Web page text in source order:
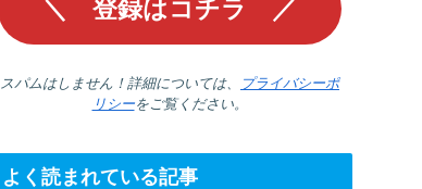
スパムはしません！詳細については、
プライバシーポ
リシーをご覧ください。
よく読まれている記事